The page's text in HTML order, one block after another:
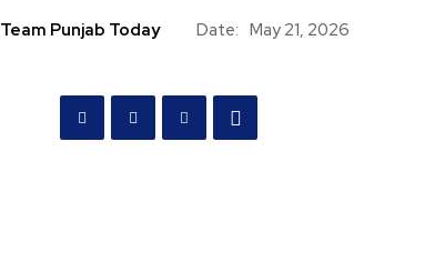
Team Punjab Today Date: May 21, 2026